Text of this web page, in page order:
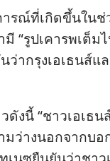
รณ์​ที่​เกิด​ขึ้น​ใน​ช่
“รูป​เคารพ​เต็ม​ไ
ว่า​กรุง​เอเธนส์​
ดัง​นี้ “ชาว​เอเธ
ว่าง​นอก​จาก​บอ